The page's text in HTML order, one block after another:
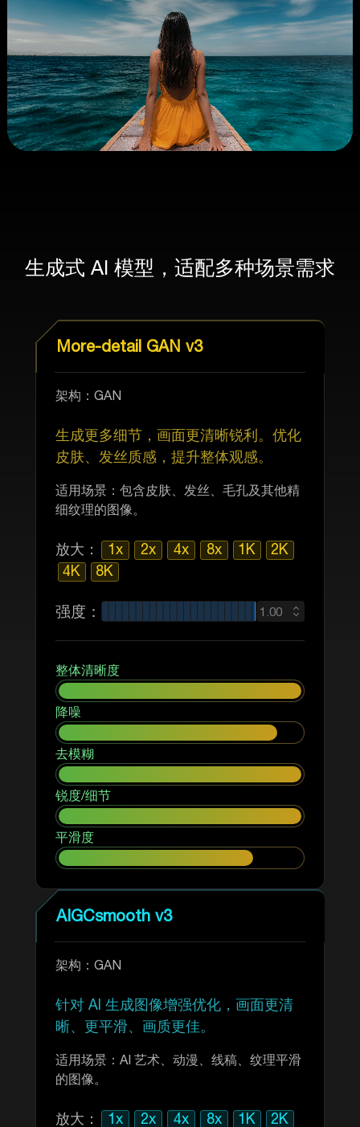
生成式 AI 模型，适配多种场景需求
More-detail GAN v3
架构：GAN
生成更多细节，画面更清晰锐利。优化
皮肤、发丝质感，提升整体观感。
适用场景：包含皮肤、发丝、毛孔及其他精
细纹理的图像。
放大： 1x 2x 4x 8x 1K
2K
4K
8K
强度： 1.00
整体清晰度
降噪
去模糊
锐度/细节
平滑度
AIGCsmooth v3
架构：GAN
针对 AI 生成图像增强优化，画面更清
晰、更平滑、画质更佳。
适用场景：AI 艺术、动漫、线稿、纹理平滑
的图像。
放大： 1x 2x 4x 8x 1K 2K